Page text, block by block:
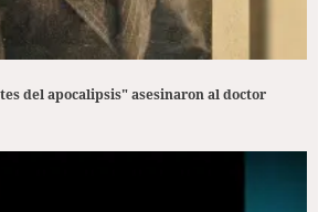
del apocalipsis" asesinaron al doctor